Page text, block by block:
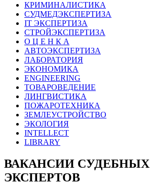
КРИМИНАЛИСТИКА
СУДМЕДЭКСПЕРТИЗА
IT ЭКСПЕРТИЗА
СТРОЙЭКСПЕРТИЗА
О Ц Е Н К А
АВТОЭКСПЕРТИЗА
ЛАБОРАТОРИЯ
ЭКОНОМИКА
ENGINEERING
ТОВАРОВЕДЕНИЕ
ЛИНГВИСТИКА
ПОЖАРОТЕХНИКА
ЗЕМЛЕУСТРОЙСТВО
ЭКОЛОГИЯ
INTELLECT
LIBRARY
ВАКАНСИИ СУДЕБНЫХ
ЭКСПЕРТОВ